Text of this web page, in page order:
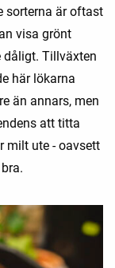
sorterna är oftast
visa grönt
dåligt. Tillväxten
här lökarna
än annars, men
att titta
milt ute - oavsett